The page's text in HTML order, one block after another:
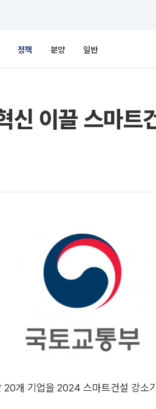
정책 분양 일반
신 이끌 스마
20개 기업을 2024 스마트건설 강소